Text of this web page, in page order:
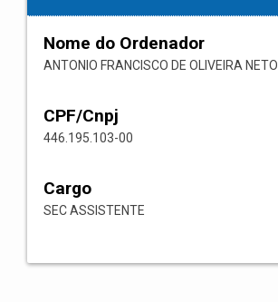
Nome do Ordenador
ANTONIO FRANCISCO DE OLIVEIRA NETO
CPF/Cnpj
446.195.103-00
Cargo
SEC ASSISTENTE